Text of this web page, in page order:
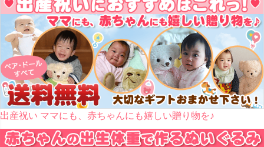
出産祝い ママにも、赤ちゃんにも嬉しい贈り物を♪